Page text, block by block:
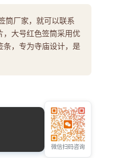
筒厂家，就可以联系
，大号红色签筒采用优
条，专为寺庙设计，是
微信扫码咨询